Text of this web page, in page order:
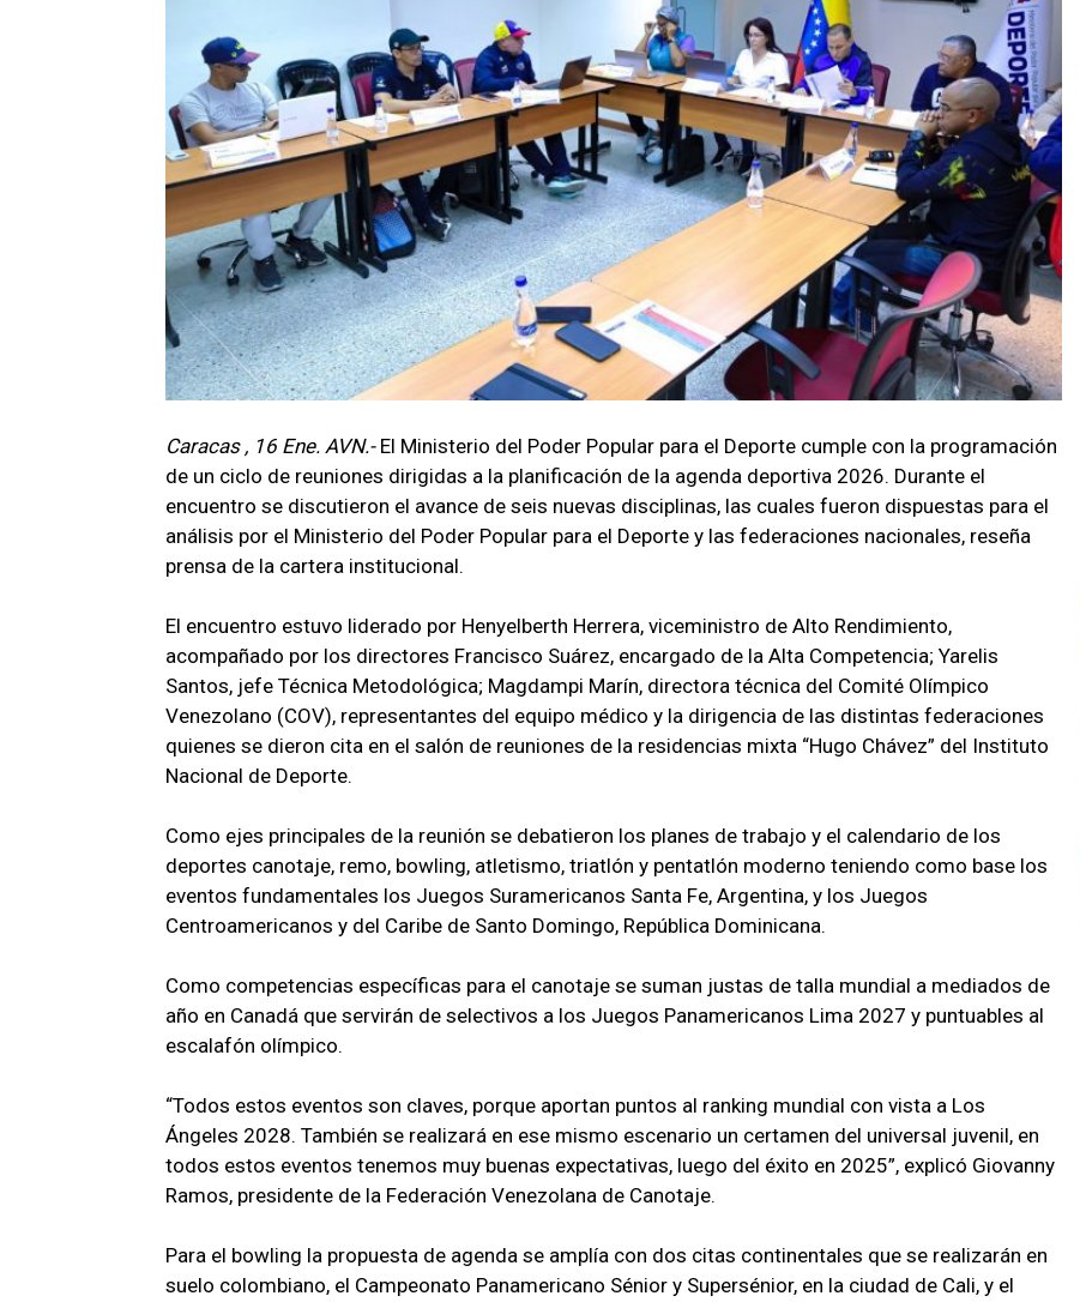
Caracas , 16 Ene. AVN.- El Ministerio del Poder Popular para el Deporte cumple con la programación
de un ciclo de reuniones dirigidas a la planificación de la agenda deportiva 2026. Durante el
encuentro se discutieron el avance de seis nuevas disciplinas, las cuales fueron dispuestas para el
análisis por el Ministerio del Poder Popular para el Deporte y las federaciones nacionales, reseña
prensa de la cartera institucional.
El encuentro estuvo liderado por Henyelberth Herrera, viceministro de Alto Rendimiento,
acompañado por los directores Francisco Suárez, encargado de la Alta Competencia; Yarelis
Santos, jefe Técnica Metodológica; Magdampi Marín, directora técnica del Comité Olímpico
Venezolano (COV), representantes del equipo médico y la dirigencia de las distintas federaciones
quienes se dieron cita en el salón de reuniones de la residencias mixta “Hugo Chávez” del Instituto
Nacional de Deporte.
Como ejes principales de la reunión se debatieron los planes de trabajo y el calendario de los
deportes canotaje, remo, bowling, atletismo, triatlón y pentatlón moderno teniendo como base los
eventos fundamentales los Juegos Suramericanos Santa Fe, Argentina, y los Juegos
Centroamericanos y del Caribe de Santo Domingo, República Dominicana.
Como competencias específicas para el canotaje se suman justas de talla mundial a mediados de
año en Canadá que servirán de selectivos a los Juegos Panamericanos Lima 2027 y puntuables al
escalafón olímpico.
“Todos estos eventos son claves, porque aportan puntos al ranking mundial con vista a Los
Ángeles 2028. También se realizará en ese mismo escenario un certamen del universal juvenil, en
todos estos eventos tenemos muy buenas expectativas, luego del éxito en 2025”, explicó Giovanny
Ramos, presidente de la Federación Venezolana de Canotaje.
Para el bowling la propuesta de agenda se amplía con dos citas continentales que se realizarán en
suelo colombiano, el Campeonato Panamericano Sénior y Supersénior, en la ciudad de Cali, y el